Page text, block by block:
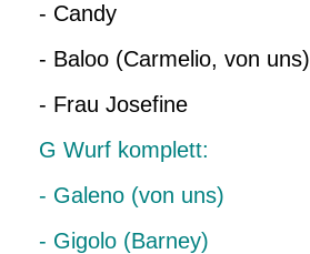
- Candy
- Baloo (Carmelio, von uns)
- Frau Josefine
G Wurf komplett:
- Galeno (von uns)
- Gigolo (Barney)